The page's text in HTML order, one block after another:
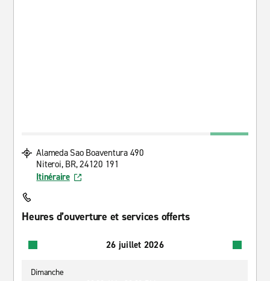
Alameda Sao Boaventura 490
Niteroi, BR, 24120 191
Itinéraire
Heures d’ouverture et services offerts
26 juillet 2026
Dimanche